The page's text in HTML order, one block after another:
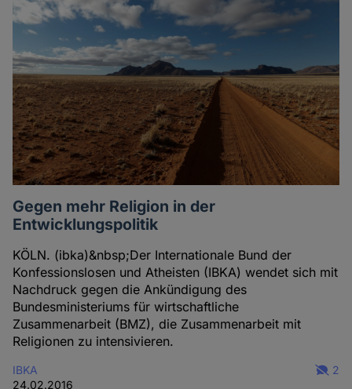
Gegen mehr Religion in der
Entwicklungspolitik
KÖLN. (ibka)&nbsp;Der Internationale Bund der
Konfessionslosen und Atheisten (IBKA) wendet sich mit
Nachdruck gegen die Ankündigung des
Bundesministeriums für wirtschaftliche
Zusammenarbeit (BMZ), die Zusammenarbeit mit
Religionen zu intensivieren.
IBKA
24.02.2016
2